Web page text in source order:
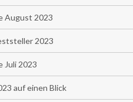
August 2023
2023
Juli 2023
auf einen Blick